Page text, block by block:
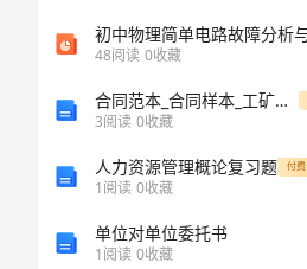
48阅读 0收藏
合同范本_合同样本_工矿产品合同
3阅读 0收藏
人力资源管理概论复习题 付费
1阅读 0收藏
单位对单位委托书
1阅读 0收藏